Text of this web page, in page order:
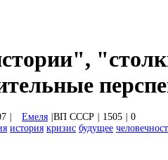
Емеля ВП СССР 1505
0
история кризис будущее